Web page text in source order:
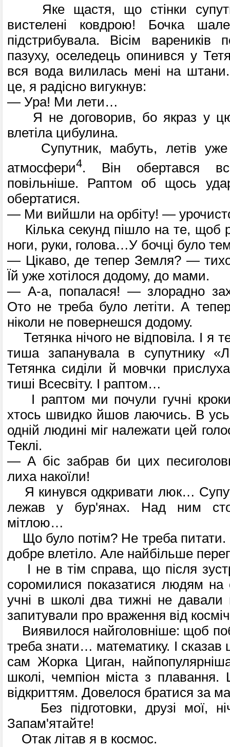
Яке щастя, що стінки
вистелені ковдрою! Бочка
підстрибувала. Вісім вареників
пазуху, оселедець опинився у
вся вода вилилась мені на
це, я радісно вигукнув:
— Ура! Ми лети…
Я не договорив, бо якраз у
влетіла цибулина.
Супутник, мабуть, летів уже
атмосфери4. Він обертався
повільніше. Раптом об щось
обертатися.
— Ми вийшли на орбіту! —
Кілька секунд пішло на те, щоб
ноги, руки, голова…У бочці було
— Цікаво, де тепер Земля? —
Їй уже хотілося додому, до мами.
— А-а, попалася! — злорадно
Ото не треба було летіти. А
ніколи не по­вернешся додому.
Тетянка нічого не відповіла. І я
тиша запанувала в супутнику
Тетянка сиділи й мовчки
тиші Всесвіту. І раптом…
І раптом ми почули гучні
хтось швидко йшов лаючись. В
одній людині міг належати цей
Теклі.
— А біс забрав би цих
лиха накоїли!
Я кинувся одкривати люк…
лежав у бур'янах. Над ним
мітлою…
Що було потім? Не треба питати.
добре влетіло. Але найбільше
І не в тім справа, що після
сороми­лися показатися людям на
учні в школі два тижні не давали
запитували про враження від
Виявилося найголовніше: щоб
треба знати… математику. І сказав
сам Жорка Циган,
школі, чемпіон міста з
відкриттям. Довелося братися за
Без підготовки, друзі мої,
Запам'ятайте!
Отак літав я в космос.